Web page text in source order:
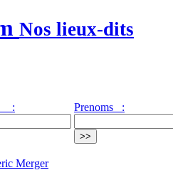
Nos lieux-dits
: Prenoms :
Merger